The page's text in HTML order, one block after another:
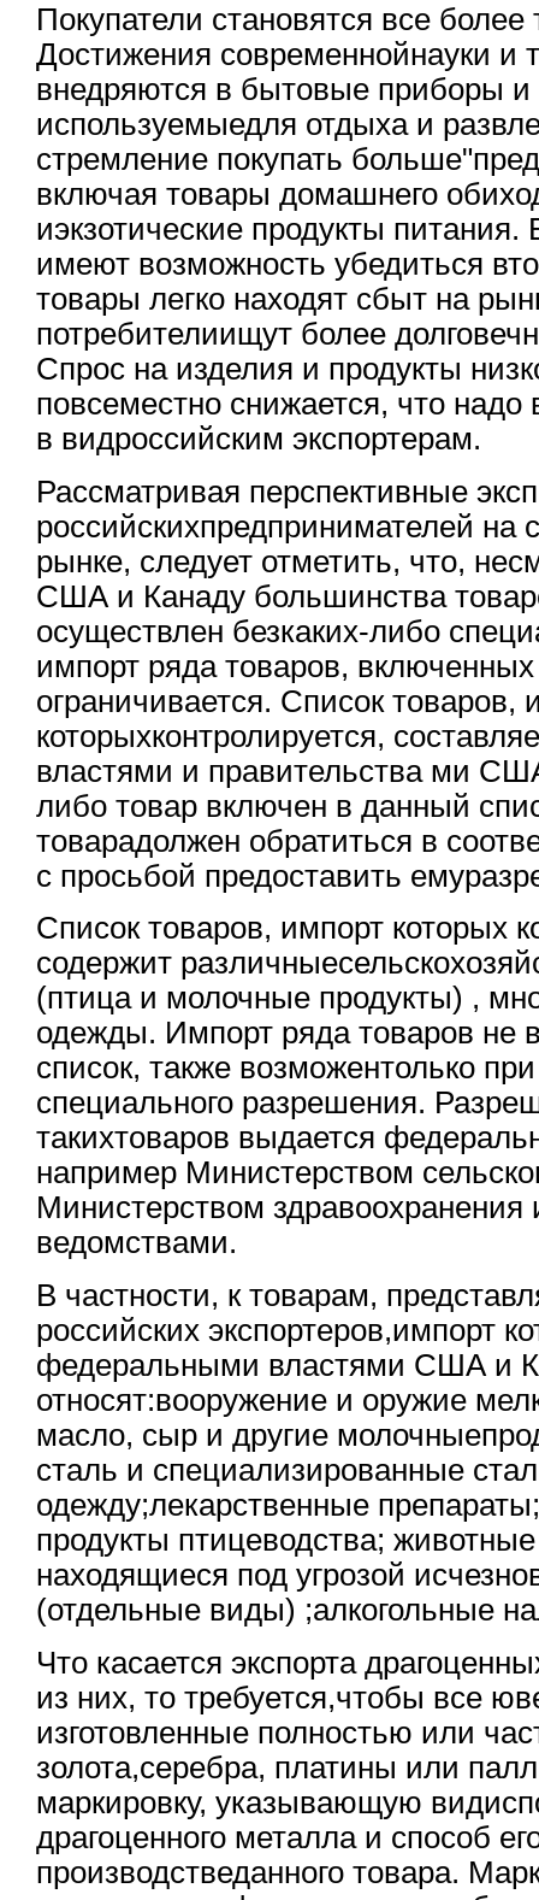
Покупатели становятся все
Достижения современнойнауки и
внедряются в бытовые приборы и
используемыедля отдыха и
стремление покупать
включая товары домашнего
иэкзотические продукты
имеют возможность убедиться
товары легко находят сбыт на
потребителиищут более
Спрос на изделия и продукты
повсеместно снижается, что
в видроссийским экспортерам.
Рассматривая перспективные
российскихпредпринимателей на
рынке, следует отметить, что,
США и Канаду большинства
осуществлен безкаких-либо
импорт ряда товаров,
ограничивается. Список товаров,
которыхконтролируется,
властями и правительства ми
либо товар включен в данный
товарадолжен обратиться в
с просьбой предоставить
Список товаров, импорт которых
содержит
(птица и молочные продукты) ,
одежды. Импорт ряда товаров не
список, также возможентолько
специального разрешения.
такихтоваров выдается
например Министерством
Министерством здравоохранения
ведомствами.
В частности, к товарам,
российских экспортеров,импорт
федеральными властями США и
относят:вооружение и оружие
масло, сыр и другие
сталь и специализированные
одежду;лекарственные
продукты птицеводства;
находящиеся под угрозой
(отдельные виды) ;алкогольные
Что касается экспорта
из них, то требуется,чтобы все
изготовленные полностью или
золота,серебра, платины или
маркировку, указывающую
драгоценного металла и способ
производстведанного товара.